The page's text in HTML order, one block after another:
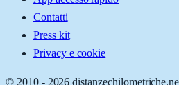
Contatti
Press kit
Privacy e cookie
© 2010 - 2026